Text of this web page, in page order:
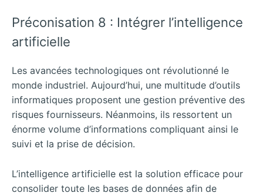
Préconisation 8 : Intégrer l’intelligence
artificielle
Les avancées technologiques ont révolutionné le
monde industriel. Aujourd’hui, une multitude d’outils
informatiques proposent une gestion préventive des
risques fournisseurs. Néanmoins, ils ressortent un
énorme volume d’informations compliquant ainsi le
suivi et la prise de décision.
L’intelligence artificielle est la solution efficace pour
consolider toute les bases de données afin de